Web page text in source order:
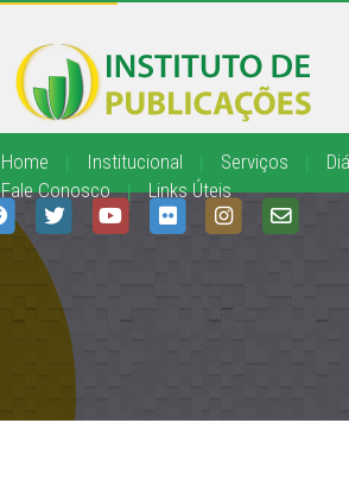
Home Institucional Serviços
Fale Conosco
| Links Úteis